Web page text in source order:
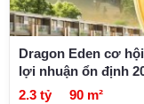
Dragon Eden cơ
lợi nhuận ổn định
2.3 tỷ
90 m²